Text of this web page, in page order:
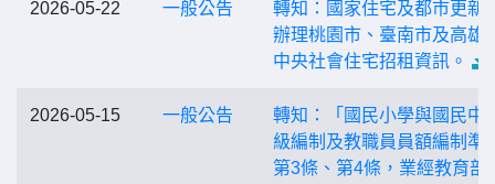
2026-05-22 一般公告
轉知：國家住宅及都市更新
辦理桃園市、臺南市及高雄
中央社會住宅招租資訊。
2026-05-15 一般公告
轉知：「國民小學與國民中
級編制及教職員員額編制準
第3條、第4條，業經教育部